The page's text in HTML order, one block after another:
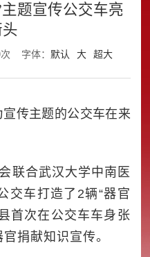
题宣传公交车亮
字体： 默认 大 超大
宣传主题的公交车在来
联合武汉大学中南医
交车打造了2辆“器官
首次在公交车车身张
捐献知识宣传。